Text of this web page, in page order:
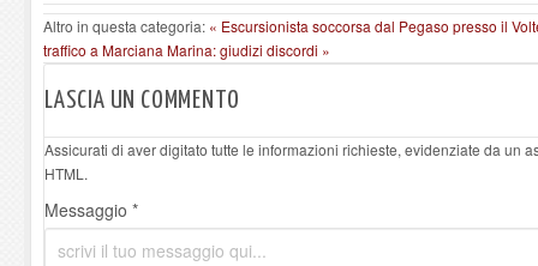
Altro in questa categoria: « Escursionista soccorsa dal Pegaso presso il
traffico a Marciana Marina: giudizi discordi »
LASCIA UN COMMENTO
Assicurati di aver digitato tutte le informazioni richieste, evidenziate da un
HTML.
Messaggio *